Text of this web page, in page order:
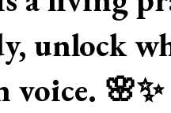
unlock
voice.